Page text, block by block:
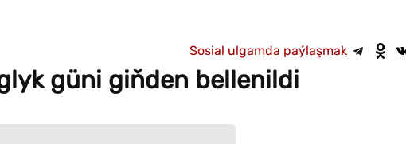
Sosial ulgamda paýlaşmak
güni giňden bellenildi